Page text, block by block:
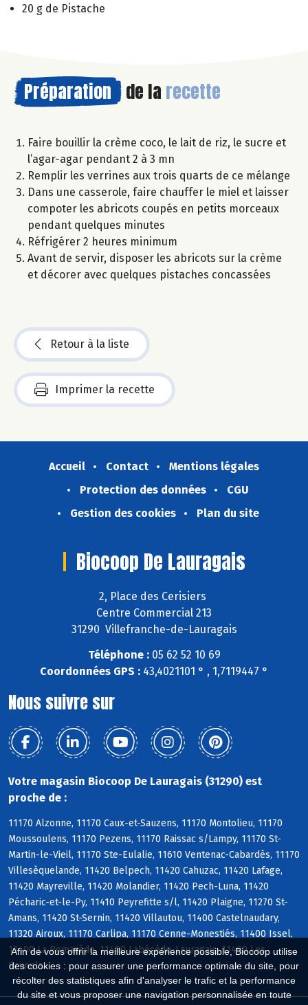
Afin de vous offrir la meilleure expérience possible, Biocoop utilise
des cookies : pour assurer une performance optimale du site, pour
récolter des statistiques afin d'analyser le trafic et la performance
du site et vous proposer une navigation personnalisée en toute
20 g de Pistache
Préparation de la recette
Faire bouillir la crème coco, le lait de riz, le sucre et
l’agar-agar pendant 2 à 3 mn
Remplir les verrines aux trois quarts de ce mélange
Dans une casserole, faire chauffer le miel et laisser
compoter les abricots coupés en petits morceaux
pendant quelques minutes
Réfrigérer 2 heures minimum
Avant de servir, disposer les abricots sur la crème
et décorer avec quelques pistaches concassées
Retour à la liste
Imprimer la recette
Accueil Contact
Mentions légales
Protection des données
CGU
Gestion des cookies
Plan du site
Biocoop De Lauragais
2, Place des Cerisiers
Centre Commercial 213
31290 Villefranche-de-Lauragais
Téléphone :05 62 52 10 69
Coordonnées GPS : 43,4021101 ° , 1,7119447 °
Nous suivre sur
Votre magasin Biocoop De Lauragais (31290) est
proche de :
11170 Alzonne, 11170 Caux-et-Sauzens, 11170 Montolieu, 11170
Moussoulens, 11170 Pezens, 11170 Raissac s/Lampy, 11170 St-
Martin-le-Vieil, 11170 Ste-Eulalie, 11610 Ventenac-Cabardès, 11170
Villesèquelande, 11420 Belpech, 11420 Cahuzac, 11420 Lafage,
11420 Mayreville, 11420 Molandier, 11420 Pech-Luna, 11420
Pécharic-et-le-Py, 11410 Peyrefitte s/l, 11420 Plaigne, 11270 St-
Amans, 11420 St-Sernin, 11420 Villautou, 11400 Castelnaudary,
11320 Airoux, 11170 Carlipa, 11170 Cenne-Monestiés, 11400 Issel,
11400 La Pomarède, 11400 Labécède-Lauragais, 11400 Les
Brunels